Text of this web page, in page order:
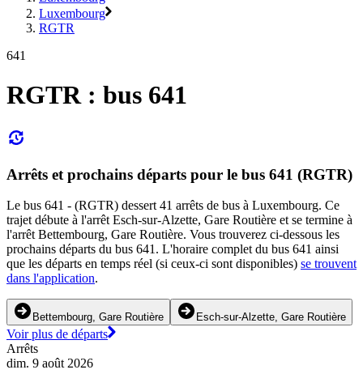
Luxembourg
RGTR
641
RGTR : bus 641
Arrêts et prochains départs pour le bus 641 (RGTR)
Le bus 641 - (RGTR) dessert 41 arrêts de bus à Luxembourg. Ce
trajet débute à l'arrêt Esch-sur-Alzette, Gare Routière et se termine à
l'arrêt Bettembourg, Gare Routière. Vous trouverez ci-dessous les
prochains départs du bus 641. L'horaire complet du bus 641 ainsi
que les départs en temps réel (si ceux-ci sont disponibles) se trouvent
dans l'application.
Bettembourg, Gare Routière Esch-sur-Alzette, Gare Routière
Voir plus de départs
Arrêts
dim. 9 août 2026